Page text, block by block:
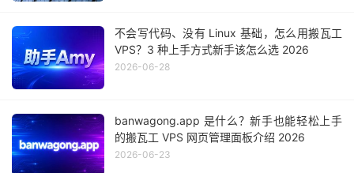
不会写代码、没有 Linux 基础，怎么用搬瓦工
VPS？3 种上手方式新手该怎么选 2026
2026-06-28
banwagong.app 是什么？新手也能轻松上手
的搬瓦工 VPS 网页管理面板介绍 2026
2026-06-23